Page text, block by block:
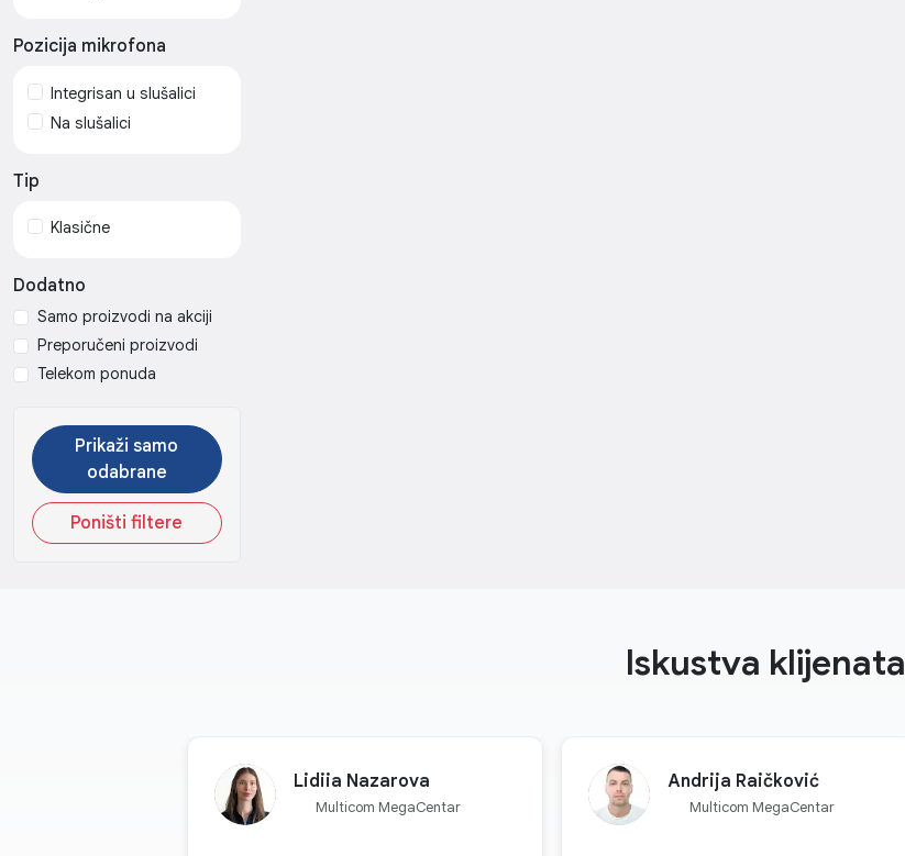
Pozicija mikrofona
Integrisan u slušalici
Na slušalici
Tip
Klasične
Dodatno
Samo proizvodi na akciji
Preporučeni proizvodi
Telekom ponuda
Prikaži samo
odabrane
Poništi filtere
Iskustva klijenata
Lidiia Nazarova
Multicom MegaCentar
Andrija Raičković
Multicom MegaCentar